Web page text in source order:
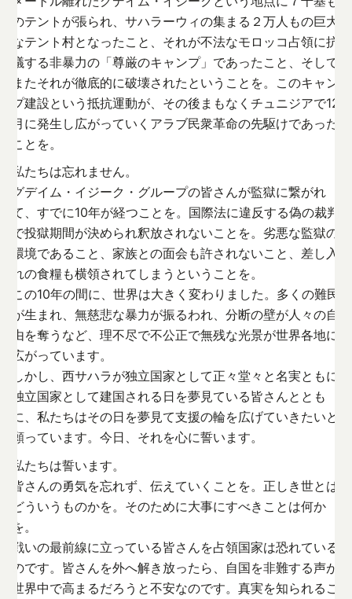
のテントが張られ、サハラーウィの集まる２万人もの巨大
なテント村となったこと、それが不法なモロッコ占領に抗
議する非暴力の「尊厳のキャンプ」であったこと、そして
またそれが徹底的に破壊されたということを。このキャン
プ建設という抵抗運動が、その後まもなくチュニジアで12
月に発生し広がっていくアラブ民衆革命の先駆けであった
ことを。
私たちは忘れません。
グデイム・イジーク・グループの皆さんが監獄に繋がれ
て、すでに10年が経つことを。国際法に違反する偽の裁判
で投獄期間が決められ釈放されないことを。劣悪な監獄の
環境であること、家族との面会も許されないこと、差し入
れの食糧も横領されてしまうということを。
この10年の間に、世界は大きく変わりました。多くの難民
が生まれ、無慈悲な暴力が振るわれ、分断の壁が人々の自
由を奪うなど、理不尽で不公正で無残な光景が世界各地に
広がっています。
しかし、西サハラが独立国家として正々堂々と名実ともに
独立国家として建国される日を夢見ている皆さんととも
に、私たちはその日を夢見て支援の輪を広げていきたいと
願っています。今日、それを心に誓います。
私たちは誓います。
皆さんの勇気を忘れず、伝えていくことを。正しき世とは
どういうものかを。そのために大事にすべきことは何か
を。
戦いの最前線に立っている皆さんを占領国家は恐れている
のです。皆さんを外へ解き放ったら、自国を非難する声が
世界中で高まるだろうと不安なのです。真実を知られるこ